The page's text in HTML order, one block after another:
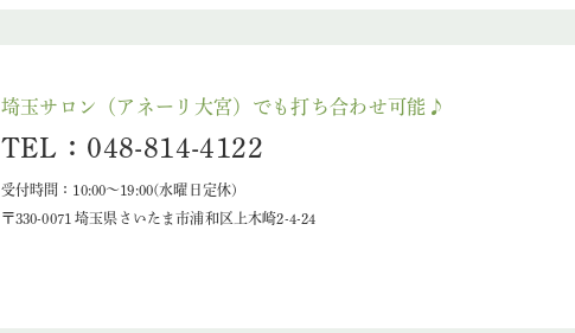
埼玉サロン（アネーリ大宮）でも打ち合わせ可能♪
TEL：048-814-4122
受付時間：10:00〜19:00(水曜日定休)
〒330-0071 埼玉県さいたま市浦和区上木崎2-4-24